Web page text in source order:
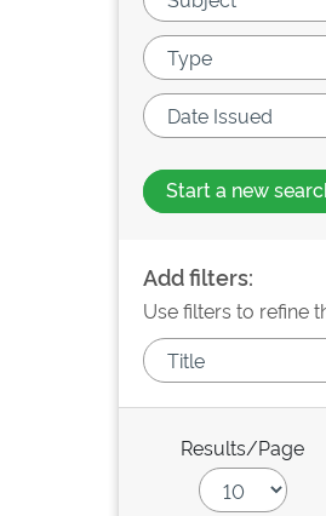
Start a new
Add filters:
Use filters to refine
Results/Page